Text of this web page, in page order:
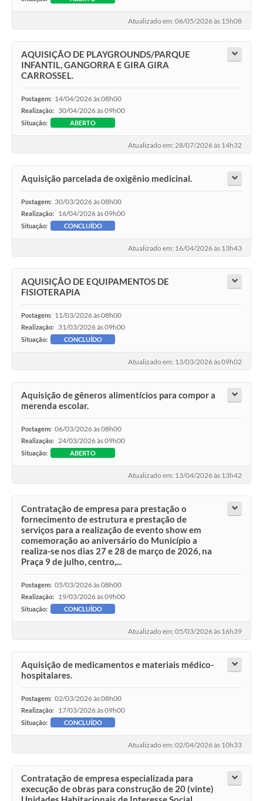
Atualizado em: 06/05/2026 às 15h08
AQUISIÇÃO DE PLAYGROUNDS/PARQUE
INFANTIL, GANGORRA E GIRA GIRA
CARROSSEL.
Postagem: 14/04/2026 às 08h00
Realização: 30/04/2026 às 09h00
Situação: ABERTO
Atualizado em: 28/07/2026 às 14h32
Aquisição parcelada de oxigênio medicinal.
Postagem: 30/03/2026 às 08h00
Realização: 16/04/2026 às 09h00
Situação: CONCLUÍDO
Atualizado em: 16/04/2026 às 13h43
AQUISIÇÃO DE EQUIPAMENTOS DE
FISIOTERAPIA
Postagem: 11/03/2026 às 08h00
Realização: 31/03/2026 às 09h00
Situação: CONCLUÍDO
Atualizado em: 13/03/2026 às 09h02
Aquisição de gêneros alimentícios para compor a
merenda escolar.
Postagem: 06/03/2026 às 08h00
Realização: 24/03/2026 às 09h00
Situação: ABERTO
Atualizado em: 13/04/2026 às 13h42
Contratação de empresa para prestação o
fornecimento de estrutura e prestação de
serviços para a realização de evento show em
comemoração ao aniversário do Município a
realiza-se nos dias 27 e 28 de março de 2026, na
Praça 9 de julho, centro,...
Postagem: 05/03/2026 às 08h00
Realização: 19/03/2026 às 09h00
Situação: CONCLUÍDO
Atualizado em: 05/03/2026 às 16h39
Aquisição de medicamentos e materiais médico-
hospitalares.
Postagem: 02/03/2026 às 08h00
Realização: 17/03/2026 às 09h00
Situação: CONCLUÍDO
Atualizado em: 02/04/2026 às 10h33
Contratação de empresa especializada para
execução de obras para construção de 20 (vinte)